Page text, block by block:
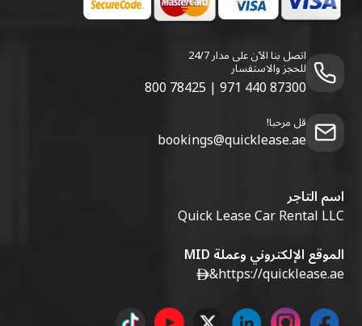
اتصل بنا الآن على مدار 24/7
للحجز والاستفسار
800 78425 | 971 440 87300
قل مرحبا!
bookings@quicklease.ae
اسم التاجر
Quick Lease Car Rental LLC
الموقع الإلكتروني وعملة MID
https://quicklease.ae
&